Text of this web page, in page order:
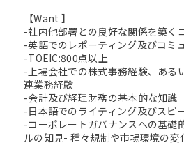
【Want 】
-社内他部署との良好な関係を築く
-英語でのレポーティング及びコミ
-TOEIC:800点以上
-上場会社での株式事務経験、ある
連業務経験
-会計及び経理財務の基本的な知識
-日本語でのライティング及びスピ
-コーポレートガバナンスへの基礎
ルの知見- 種々規制や市場環境の